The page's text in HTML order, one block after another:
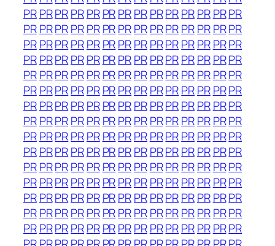
PRPRPRPRPR PRPRPRPRPRPRPR PRPR
PRPRPRPRPR PRPRPRPRPRPRPR PRPR
PRPRPRPRPR PRPRPRPRPRPRPR PRPR
PRPRPRPRPR PRPRPRPRPRPRPR PRPR
PRPRPRPRPR PRPRPRPRPRPRPR PRPR
PRPRPRPRPR PRPRPRPRPRPRPR PRPR
PRPRPRPRPR PRPRPRPRPRPRPR PRPR
PRPRPRPRPR PRPRPRPRPRPRPR PRPR
PRPRPRPRPR PRPRPRPRPRPRPR PRPR
PRPRPRPRPR PRPRPRPRPRPRPR PRPR
PRPRPRPRPR PRPRPRPRPRPRPR PRPR
PRPRPRPRPR PRPRPRPRPRPRPR PRPR
PRPRPRPRPR PRPRPRPRPRPRPR PRPR
PRPRPRPRPR PRPRPRPRPRPRPR PRPR
PRPRPRPRPR PRPRPRPRPRPRPR PRPR